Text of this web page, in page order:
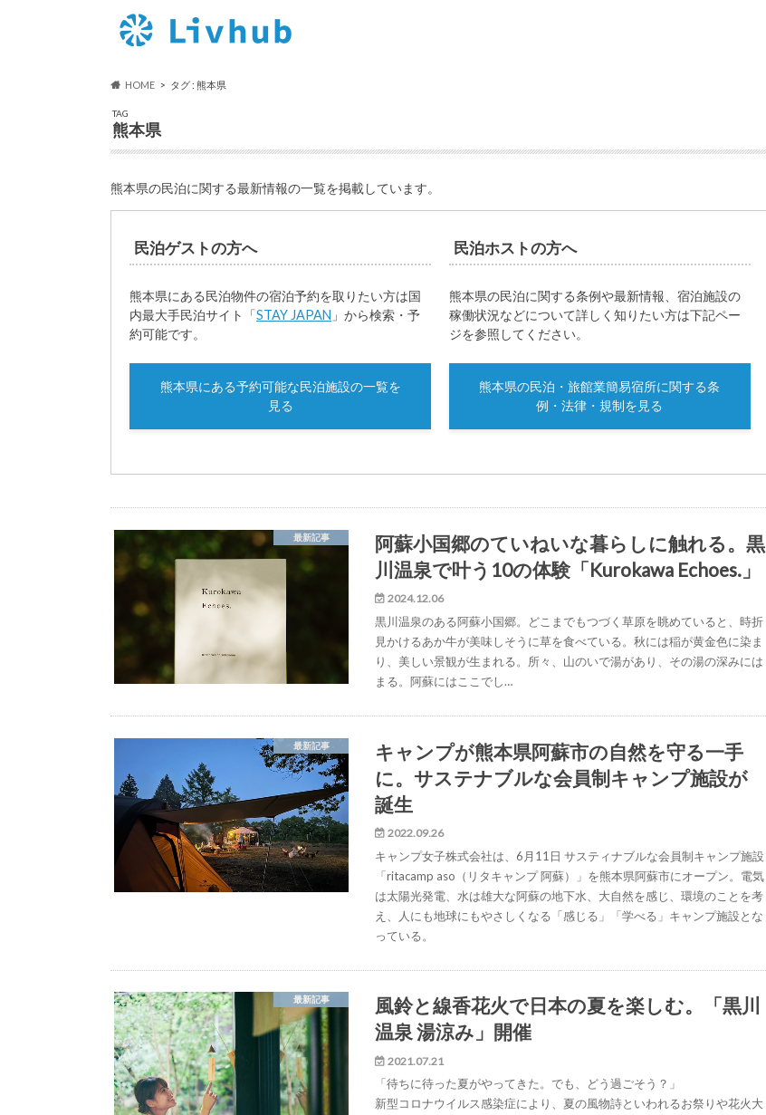
HOME タグ : 熊本県
TAG
熊本県
熊本県の民泊に関する最新情報の一覧を掲載しています。
民泊ゲストの方へ
熊本県にある民泊物件の宿泊予約を取りたい方は国
内最大手民泊サイト「STAY JAPAN 」から検索・予
約可能です。
熊本県にある予約可能な民泊施設の一覧を
見る
民泊ホストの方へ
熊本県の民泊に関する条例や最新情報、宿泊施設の
稼働状況などについて詳しく知りたい方は下記ペー
ジを参照してください。
熊本県の民泊・旅館業簡易宿所に関する条
例・法律・規制を見る
最新記事
阿蘇小国郷のていねいな暮らしに触れる。黒
川温泉で叶う10の体験「Kurokawa Echoes.」
2024.12.06
黒川温泉のある阿蘇小国郷。どこまでもつづく草原を眺めていると、時折
見かけるあか牛が美味しそうに草を食べている。秋には稲が黄金色に染ま
り、美しい景観が生まれる。所々、山のいで湯があり、その湯の深みには
まる。阿蘇にはここでし…
最新記事
キャンプが熊本県阿蘇市の自然を守る一手
に。サステナブルな会員制キャンプ施設が
誕生
2022.09.26
キャンプ女子株式会社は、6月11日 サスティナブルな会員制キャンプ施設
「ritacamp aso（リタキャンプ 阿蘇）」を熊本県阿蘇市にオープン。電気
は太陽光発電、水は雄大な阿蘇の地下水、大自然を感じ、環境のことを考
え、人にも地球にもやさしくなる「感じる」「学べる」キャンプ施設とな
っている。
最新記事
風鈴と線香花火で日本の夏を楽しむ。「黒川
温泉 湯涼み」開催
2021.07.21
「待ちに待った夏がやってきた。でも、どう過ごそう？」
新型コロナウイルス感染症により、夏の風物詩といわれるお祭りや花火大